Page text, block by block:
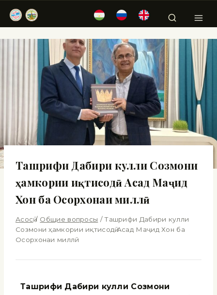
Ташрифи Дабири кулли Созмони
ҳамкории иқтисодӣ Асад Маҷид
Хон ба Осорхонаи миллӣ
Асосӣ / Общие вопросы / Ташрифи Дабири кулли
Созмони ҳамкории иқтисодӣ Асад Маҷид Хон ба
Осорхонаи миллӣ
Ташрифи Дабири кулли Созмони